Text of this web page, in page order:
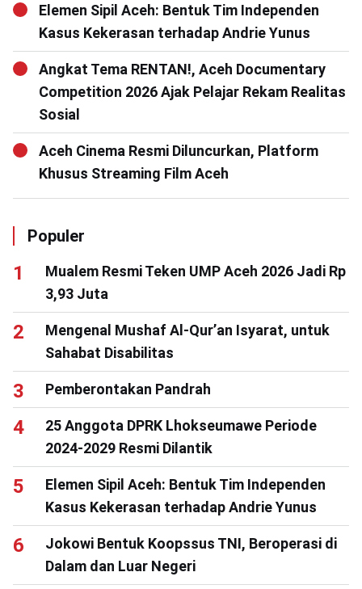
Elemen Sipil Aceh: Bentuk Tim Independen
Kasus Kekerasan terhadap Andrie Yunus
Angkat Tema RENTAN!, Aceh Documentary
Competition 2026 Ajak Pelajar Rekam Realitas
Sosial
Aceh Cinema Resmi Diluncurkan, Platform
Khusus Streaming Film Aceh
Populer
Mualem Resmi Teken UMP Aceh 2026 Jadi Rp
3,93 Juta
Mengenal Mushaf Al-Qur’an Isyarat, untuk
Sahabat Disabilitas
Pemberontakan Pandrah
25 Anggota DPRK Lhokseumawe Periode
2024-2029 Resmi Dilantik
Elemen Sipil Aceh: Bentuk Tim Independen
Kasus Kekerasan terhadap Andrie Yunus
Jokowi Bentuk Koopssus TNI, Beroperasi di
Dalam dan Luar Negeri